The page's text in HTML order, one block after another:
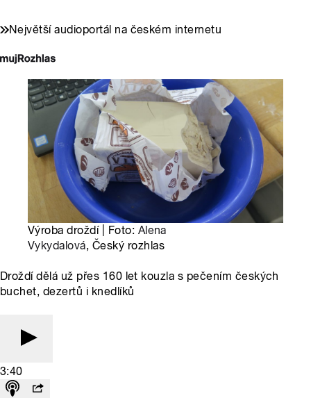
Největší audioportál na českém internetu
Výroba droždí | Foto: Alena
Vykydalová, Český rozhlas
Droždí dělá už přes 160 let kouzla s pečením českých
buchet, dezertů i knedlíků
3:40